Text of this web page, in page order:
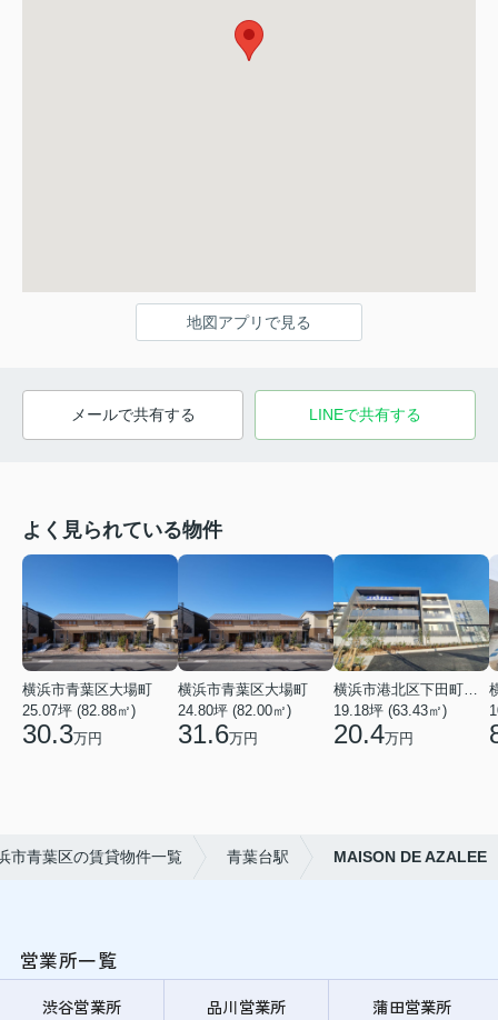
地図アプリで見る
メールで共有する LINEで共有する
よく見られている物件
横浜市青葉区大場町
25.07坪 (82.88㎡)
30.3万円
横浜市青葉区大場町
24.80坪 (82.00㎡)
31.6万円
19.18坪 (63.43㎡)
20.4万円
市青葉区の賃貸物件一覧 青葉台駅 MAISON DE AZALEE
営業所一覧
渋谷営業所 品川営業所 蒲田営業所